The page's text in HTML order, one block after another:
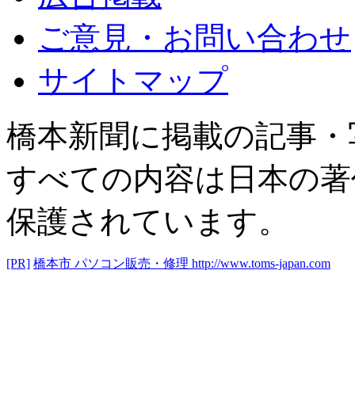
ご意見・お問い合わせ
サイトマップ
橋本新聞に掲載の記事
すべての内容は日本の
保護されています。
[PR] 橋本市 パソコン販売・修理 http://www.toms-japan.com